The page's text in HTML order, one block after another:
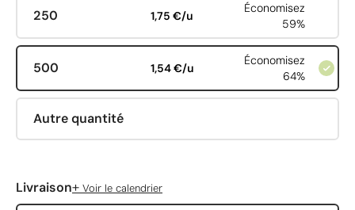
250 1,75 €/u
Économisez
59%
500 1,54 €/u
Économisez
64%
Autre quantité
Livraison+ Voir le calendrier